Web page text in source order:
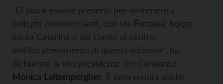
“Ci piace essere presenti per sostenere i
colleghi commercianti, con via Fontana, borgo
Santa Caterina e via Dante al centro
dell’intrattenimento di questa edizione”, ha
dichiarato la vicepresidente del Consorzio
Monica Laitempergher. È intervenuta anche